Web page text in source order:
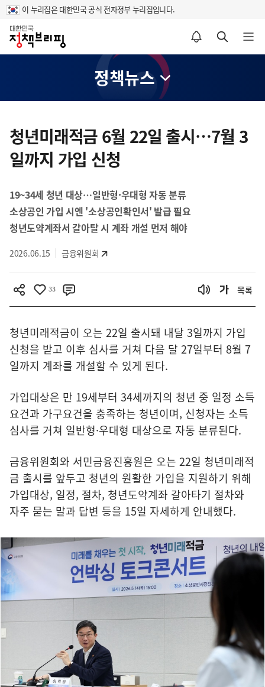
이 누리집은 대한민국 공식 전자정부 누리집입니다.
홈
알림설정 바로가기 검색 바로가기 메뉴 열기
정책뉴스
텐
츠
영
청년미래적금 6월 22일 출시…7월 3
일까지 가입 신청
19~34세 청년 대상…일반형·우대형 자동 분류
소상공인 가입 시엔 '소상공인확인서' 발급 필요
청년도약계좌서 갈아탈 시 계좌 개설 먼저 해야
2026.06.15 금융위원회
33 목록
청년미래적금이 오는 22일 출시돼 내달 3일까지 가입
신청을 받고 이후 심사를 거쳐 다음 달 27일부터 8월 7
일까지 계좌를 개설할 수 있게 된다.
가입대상은 만 19세부터 34세까지의 청년 중 일정 소득
요건과 가구요건을 충족하는 청년이며, 신청자는 소득
심사를 거쳐 일반형·우대형 대상으로 자동 분류된다.
금융위원회와 서민금융진흥원은 오는 22일 청년미래적
금 출시를 앞두고 청년의 원활한 가입을 지원하기 위해
가입대상, 일정, 절차, 청년도약계좌 갈아타기 절차와
자주 묻는 말과 답변 등을 15일 자세하게 안내했다.